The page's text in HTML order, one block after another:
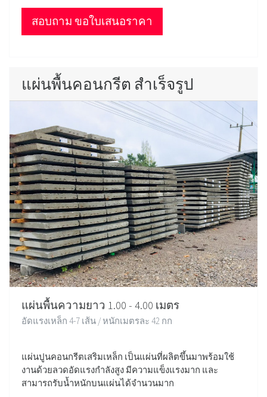
สอบถาม ขอใบเสนอราคา
แผ่นพื้นคอนกรีต สำเร็จรูป
แผ่นพื้นความยาว 1.00 - 4.00 เมตร
อัดแรงเหล็ก 4-7 เส้น / หนักเมตรละ 42 กก
แผ่นปูนคอนกรีตเสริมเหล็ก เป็นแผ่นที่ผลิตขึ้นมาพร้อมใช้
งานด้วยลวดอัดแรงกำลังสูง มีความแข็งแรงมาก และ
สามารถรับน้ำหนักบนแผ่นได้จำนวนมาก